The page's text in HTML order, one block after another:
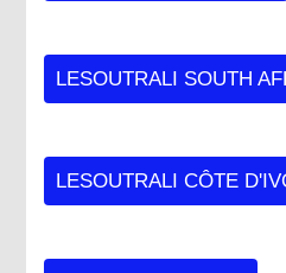
LESOUTRALI SOUTH
LESOUTRALI CÔTE